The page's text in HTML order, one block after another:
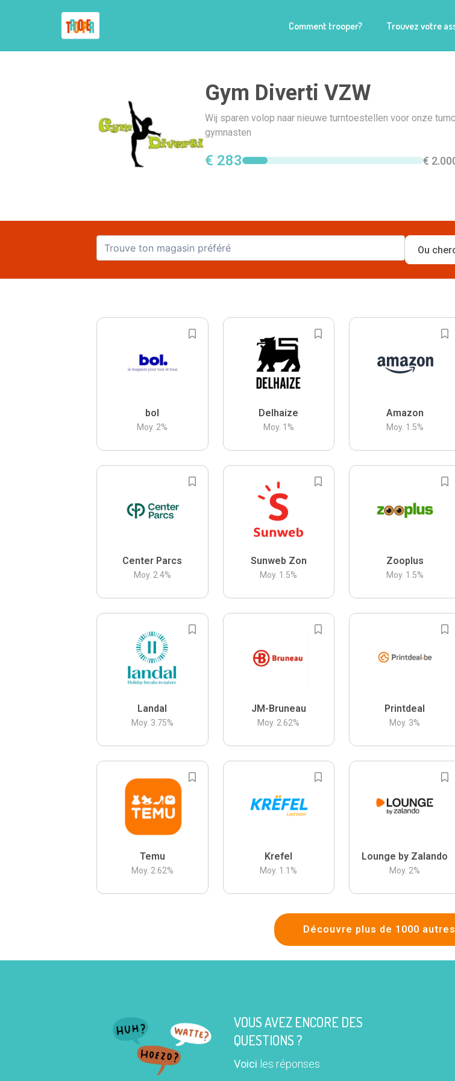
Comment trooper? Trouvez votre
Gym Diverti VZW
Wij sparen volop naar nieuwe turntoestellen voor onze
gymnasten
€ 283 €
bol
Moy. 2%
Delhaize
Moy. 1 %
Amazon
Moy. 1.5%
Center Parcs
Moy. 2.4%
Sunweb Zon
Moy. 1.5%
Zooplus
Moy. 1.5%
Landal
Moy. 3.75%
JM-Bruneau
Moy. 2.62%
Printdeal
Moy. 3%
Temu
Moy. 2.62%
Krefel
Moy. 1.1 %
Lounge by Zalando
Moy. 2%
Découvre plus de 1000
VOUS AVEZ ENCORE DES
QUESTIONS ?
Voici les réponses